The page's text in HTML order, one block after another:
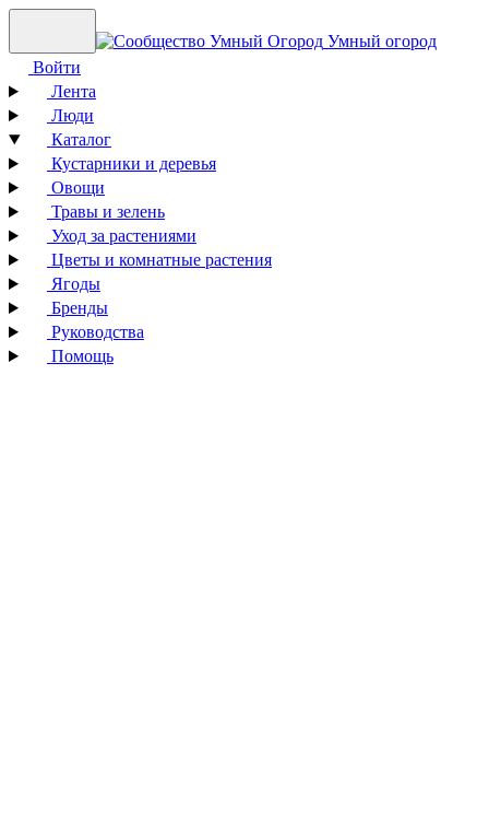
Умный огород
Войти
Лента
Люди
Каталог
Кустарники и деревья
Овощи
Травы и зелень
Уход за растениями
Цветы и комнатные растения
Ягоды
Бренды
Руководства
Помощь